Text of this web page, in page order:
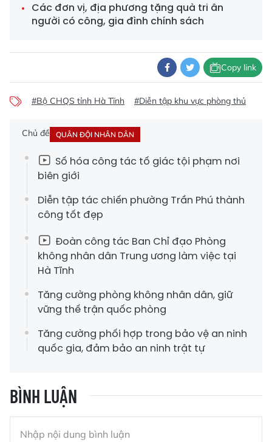
Các đơn vị, địa phương tặng quà tri ân
người có công, gia đình chính sách
Copy link
#Bộ CHQS tỉnh Hà Tĩnh #Diễn tập khu vực phòng thủ
Chủ đề QUÂN ĐỘI NHÂN DÂN
Số hóa công tác tố giác tội phạm nơi
biên giới
Diễn tập tác chiến phường Trần Phú thành
công tốt đẹp
Đoàn công tác Ban Chỉ đạo Phòng
không nhân dân Trung ương làm việc tại
Hà Tĩnh
Tăng cường phòng không nhân dân, giữ
vững thế trận quốc phòng
Tăng cường phối hợp trong bảo vệ an ninh
quốc gia, đảm bảo an ninh trật tự
BÌNH LUẬN